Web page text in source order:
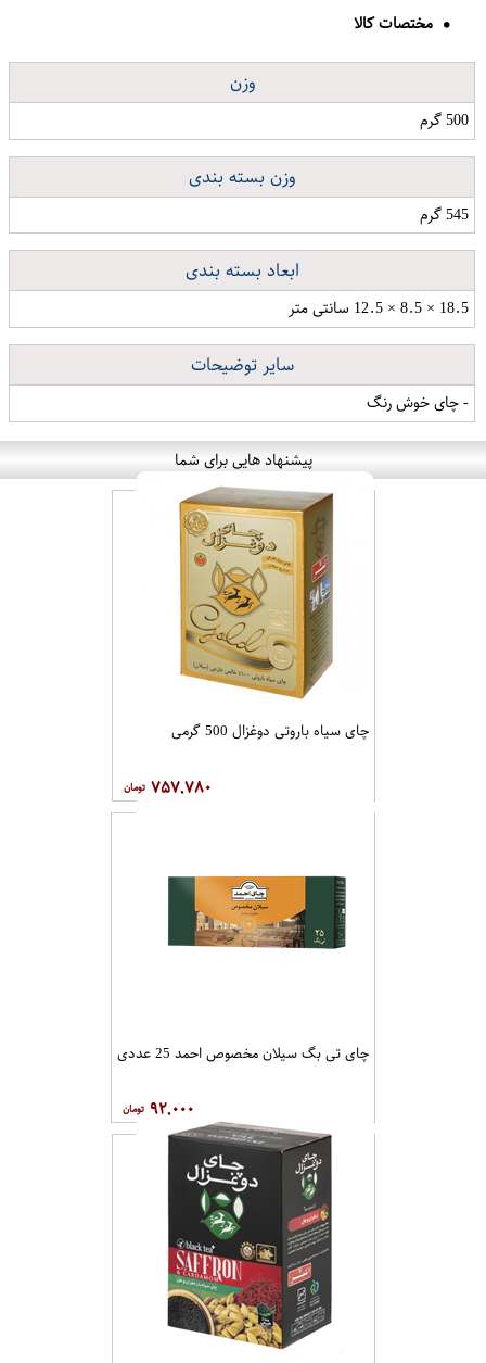
مختصات کالا
وزن
500 گرم
وزن بسته بندی
545 گرم
ابعاد بسته بندی
18.5 × 8.5 × 12.5 سانتی متر
سایر توضیحات
- چای خوش رنگ
پیشنهاد هایی برای شما
چای سیاه باروتی دوغزال 500 گرمی
۷۵۷,۷۸۰
چای تی بگ سیلان مخصوص احمد 25 عددی
۹۲,۰۰۰